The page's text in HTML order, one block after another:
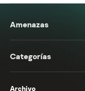
Amenazas
Categorías
Archivo